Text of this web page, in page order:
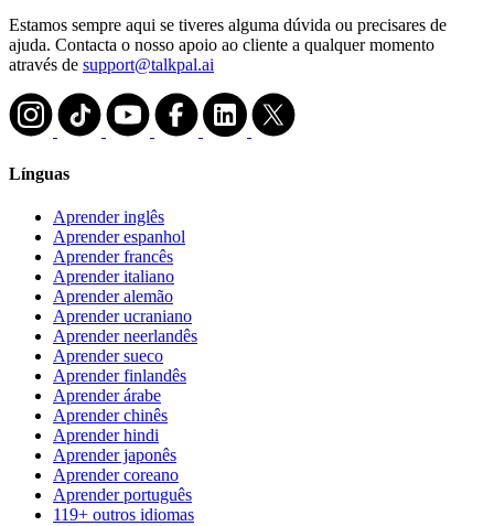
Estamos sempre aqui se tiveres alguma dúvida ou precisares de
ajuda. Contacta o nosso apoio ao cliente a qualquer momento
através de support@talkpal.ai
Línguas
Aprender inglês
Aprender espanhol
Aprender francês
Aprender italiano
Aprender alemão
Aprender ucraniano
Aprender neerlandês
Aprender sueco
Aprender finlandês
Aprender árabe
Aprender chinês
Aprender hindi
Aprender japonês
Aprender coreano
Aprender português
119+ outros idiomas